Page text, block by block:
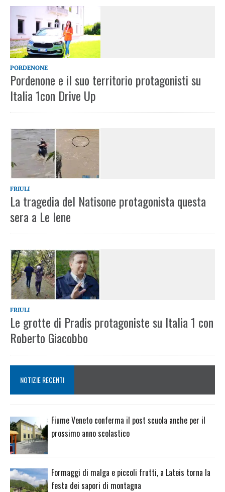
PORDENONE
Pordenone e il suo territorio protagonisti su
Italia 1con Drive Up
FRIULI
La tragedia del Natisone protagonista questa
sera a Le Iene
FRIULI
Le grotte di Pradis protagoniste su Italia 1 con
Roberto Giacobbo
NOTIZIE RECENTI
Fiume Veneto conferma il post scuola anche per il
prossimo anno scolastico
Formaggi di malga e piccoli frutti, a Lateis torna la
festa dei sapori di montagna